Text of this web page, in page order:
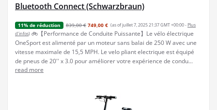
Bluetooth Connect (Schwarzbraun)
11% de réduction 839,00 € 749,00 € (as of juillet 7, 2025 21:37 GMT +00:00 - Plus
d’infos) 🚲【Performance de Conduite Puissante】Le vélo électrique
OneSport est alimenté par un moteur sans balai de 250 W avec une
vitesse maximale de 15,5 MPH. Le velo pliant electrique est équipé
de pneus de 20'' x 3.0 pour améliorer votre expérience de condu...
read more